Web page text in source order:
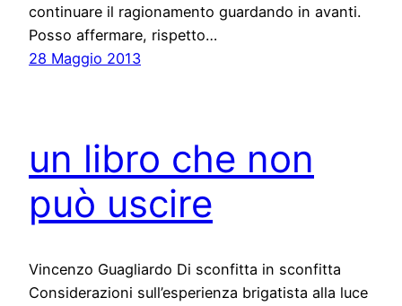
continuare il ragionamento guardando in avanti.
Posso affermare, rispetto…
28 Maggio 2013
un libro che non
può uscire
Vincenzo Guagliardo Di sconfitta in sconfitta
Considerazioni sull’esperienza brigatista alla luce